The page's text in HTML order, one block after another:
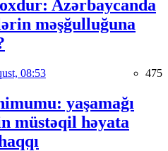
Azərbaycanda
məşğulluğuna
08:53 475
yaşamağı
müstəqil həyata